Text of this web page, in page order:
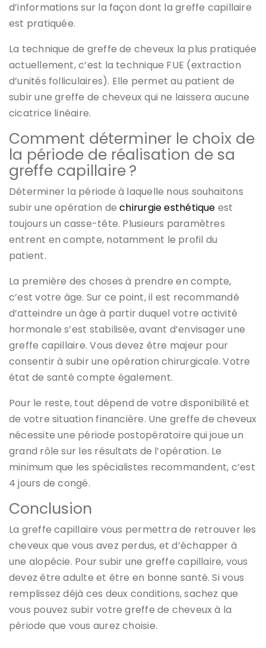
d’informations sur la façon dont la greffe capillaire
est pratiquée.
La technique de greffe de cheveux la plus pratiquée
actuellement, c’est la technique FUE (extraction
d’unités folliculaires). Elle permet au patient de
subir une greffe de cheveux qui ne laissera aucune
cicatrice linéaire.
Comment déterminer le choix de
la période de réalisation de sa
greffe capillaire ?
Déterminer la période à laquelle nous souhaitons
subir une opération dechirurgie esthétique est
toujours un casse-tête. Plusieurs paramètres
entrent en compte, notamment le profil du
patient.
La première des choses à prendre en compte,
c’est votre âge. Sur ce point, il est recommandé
d’atteindre un âge à partir duquel votre activité
hormonale s’est stabilisée, avant d’envisager une
greffe capillaire. Vous devez être majeur pour
consentir à subir une opération chirurgicale. Votre
état de santé compte également.
Pour le reste, tout dépend de votre disponibilité et
de votre situation financière. Une greffe de cheveux
nécessite une période postopératoire qui joue un
grand rôle sur les résultats de l’opération. Le
minimum que les spécialistes recommandent, c’est
4 jours de congé.
Conclusion
La greffe capillaire vous permettra de retrouver les
cheveux que vous avez perdus, et d’échapper à
une alopécie. Pour subir une greffe capillaire, vous
devez être adulte et être en bonne santé. Si vous
remplissez déjà ces deux conditions, sachez que
vous pouvez subir votre greffe de cheveux à la
période que vous aurez choisie.